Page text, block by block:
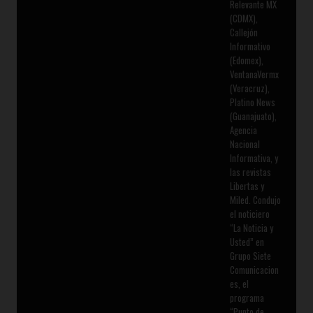
Relevante MX
(CDMX),
Callejón
Informativo
(Edomex),
VentanaVermx
(Veracruz),
Platino News
(Guanajuato),
Agencia
Nacional
Informativa, y
las revistas
Libertas y
Miled. Condujo
el noticiero
“La Noticia y
Usted” en
Grupo Siete
Comunicacion
es, el
programa